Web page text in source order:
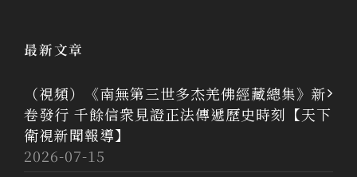
最新文章
（視頻）《南無第三世多杰羌佛經藏總集》新
卷發行 千餘信衆見證正法傳遞歷史時刻【天下
衛視新聞報導】
2026-07-15